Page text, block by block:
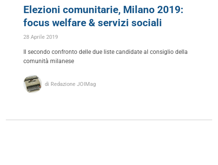
Elezioni comunitarie, Milano 2019:
focus welfare & servizi sociali
28 Aprile 2019
Il secondo confronto delle due liste candidate al consiglio della
comunità milanese
di Redazione JOIMag